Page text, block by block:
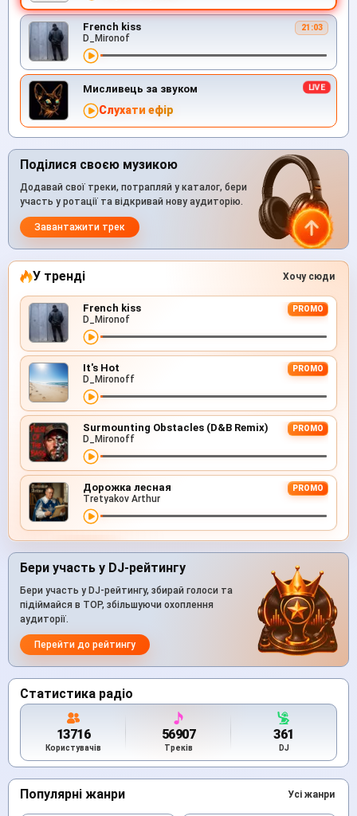
French kiss 21:03
D_Mironof
Мисливець за звуком
Слухати ефір
Поділися своєю музикою
Додавай свої треки, потрапляй у каталог, бери
участь у ротації та відкривай нову аудиторію.
Завантажити трек
У тренді Хочу сюди
French kiss PROMO
D_Mironof
It's Hot PROMO
D_Mironoff
Surmounting Obstacles (D&B Remix) PROMO
D_Mironoff
Дорожка лесная PROMO
Tretyakov Arthur
Бери участь у DJ-рейтингу
Бери участь у DJ-рейтингу, збирай голоси та
підіймайся в TOP, збільшуючи охоплення
аудиторії.
Перейти до рейтингу
Статистика радіо
13716
Користувачів
56907
Треків
361
DJ
Популярні жанри Усі жанри